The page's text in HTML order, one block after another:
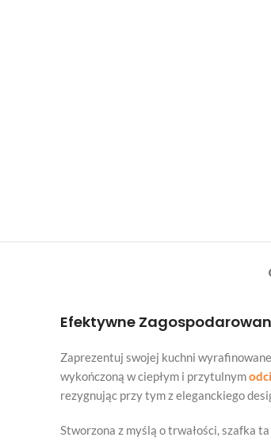
Efektywne
Zaprezentuj swojej kuchni
wykończoną w ciepłym i przytulnym
rezygnując przy tym z eleganckiego
Stworzona z myślą o trwałości, szafka